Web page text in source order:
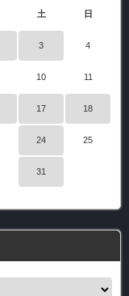
土 日
3 4
10 11
17 18
24 25
31